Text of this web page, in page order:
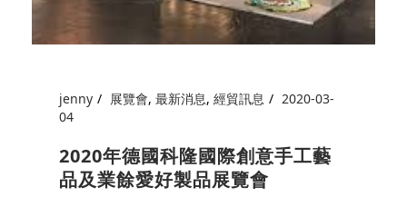
jenny 展覽會, 最新消息, 經貿訊息
2020-03-
04
2020年德國科隆國際創意手工藝
品及業餘愛好製品展覽會